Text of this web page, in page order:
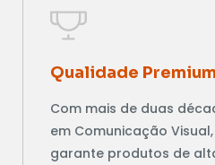
Qualidade Premium
Com mais de duas
em Comunicação
garante produtos de